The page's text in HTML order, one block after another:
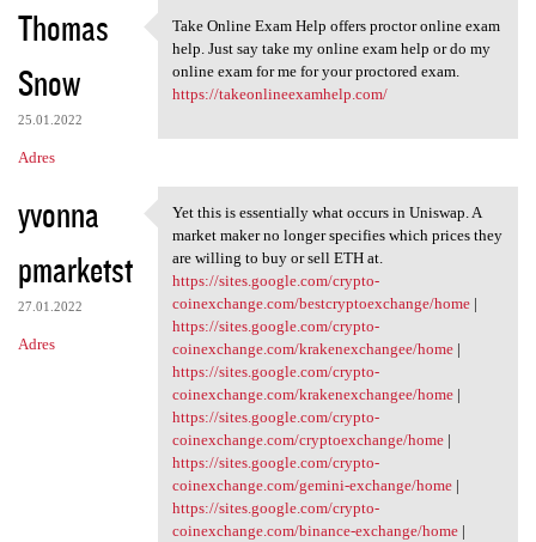
Thomas
Snow
25.01.2022
Adres
Take Online Exam Help offers
Take Online Exam Help offers proctor online exam
help. Just say take my online exam help or do my
online exam for me for your proctored exam.
https://takeonlineexamhelp.com/
yvonna
pmarketst
27.01.2022
Adres
Yet this is essentially what
Yet this is essentially what occurs in Uniswap. A
market maker no longer specifies which prices they
are willing to buy or sell ETH at.
https://sites.google.com/crypto-
coinexchange.com/bestcryptoexchange/home|
https://sites.google.com/crypto-
coinexchange.com/krakenexchangee/home|
https://sites.google.com/crypto-
coinexchange.com/krakenexchangee/home|
https://sites.google.com/crypto-
coinexchange.com/cryptoexchange/home|
https://sites.google.com/crypto-
coinexchange.com/gemini-exchange/home|
https://sites.google.com/crypto-
coinexchange.com/binance-exchange/home|